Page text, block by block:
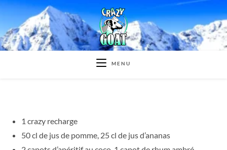
Skip
content
MENU
1 crazy recharge
50 cl de jus de pomme, 25 cl de jus d’ananas